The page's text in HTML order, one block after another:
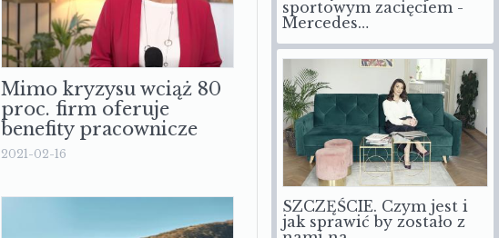
Mimo kryzysu wciąż 80
proc. firm oferuje
benefity pracownicze
2021-02-16
sportowym zacięciem -
Mercedes…
SZCZĘŚCIE. Czym jest i
jak sprawić by zostało z